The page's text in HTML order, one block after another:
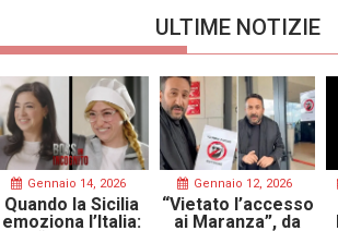
ULTIME NOTIZIE
Gennaio 14, 2026
Quando la Sicilia
emoziona l’Italia:
Gennaio 12, 2026
“Vietato l’accesso
ai Maranza”, da